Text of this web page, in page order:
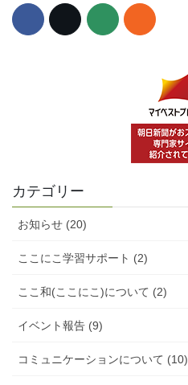
カテゴリー
お知らせ (20)
ここにこ学習サポート (2)
ここ和(ここにこ)について (2)
イベント報告 (9)
コミュニケーションについて (10)